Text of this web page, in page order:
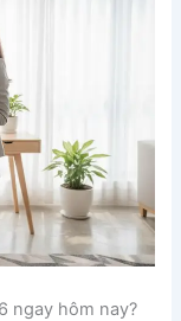
ngay hôm nay?